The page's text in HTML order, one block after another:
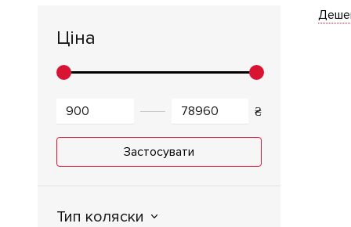
Ціна
₴
Застосувати
Тип коляски